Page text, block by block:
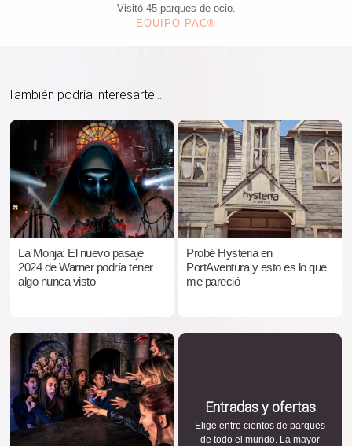
Visitó 45 parques de ocio.
EQUIPO PAC®
También podría interesarte...
La Monja: El nuevo pasaje
2024 de Warner podría tener
algo nunca visto
Probé Hysteria en
PortAventura y esto es lo que
me pareció
Entradas y ofertas
Elige entre cientos de parques
de todo el mundo. La mayor